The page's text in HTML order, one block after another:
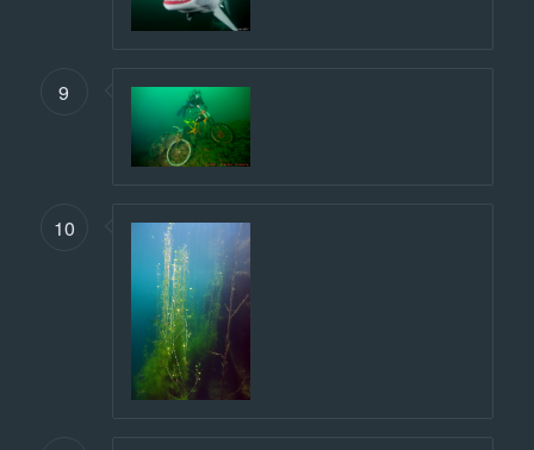
9
10